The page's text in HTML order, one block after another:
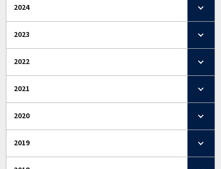
2024
2023
2022
2021
2020
2019